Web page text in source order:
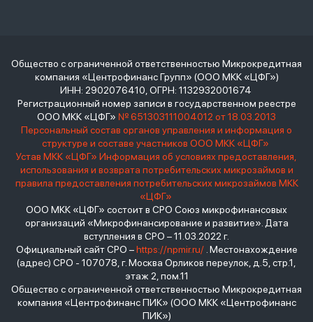
Общество с ограниченной ответственностью Микрокредитная
компания «Центрофинанс Групп» (ООО МКК «ЦФГ»)
ИНН: 2902076410, ОГРН: 1132932001674
Регистрационный номер записи в государственном реестре
ООО МКК «ЦФГ» № 651303111004012 от 18.03.2013
Персональный состав органов управления и информация о
структуре и составе участников ООО МКК «ЦФГ»
Устав МКК «ЦФГ» Информация об условиях предоставления,
использования и возврата потребительских микрозаймов и
правила предоставления потребительских микрозаймов МКК
«ЦФГ»
ООО МКК «ЦФГ» состоит в СРО Союз микрофинансовых
организаций «Микрофинансирование и развитие». Дата
вступления в СРО – 11.03.2022 г.
Официальный сайт СРО –https://npmir.ru/. Местонахождение
(адрес) СРО - 107078, г. Москва Орликов переулок, д.5, стр.1,
этаж 2, пом.11
Общество с ограниченной ответственностью Микрокредитная
компания «Центрофинанс ПИК» (ООО МКК «Центрофинанс
ПИК»)